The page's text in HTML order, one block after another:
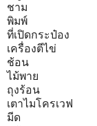
ชาม
พิมพ์
ที่เปิดกระป๋อง
เครื่องตีไข่
ช้อน
ไม้พาย
ถุงร้อน
เตาไมโครเวฟ
มีด